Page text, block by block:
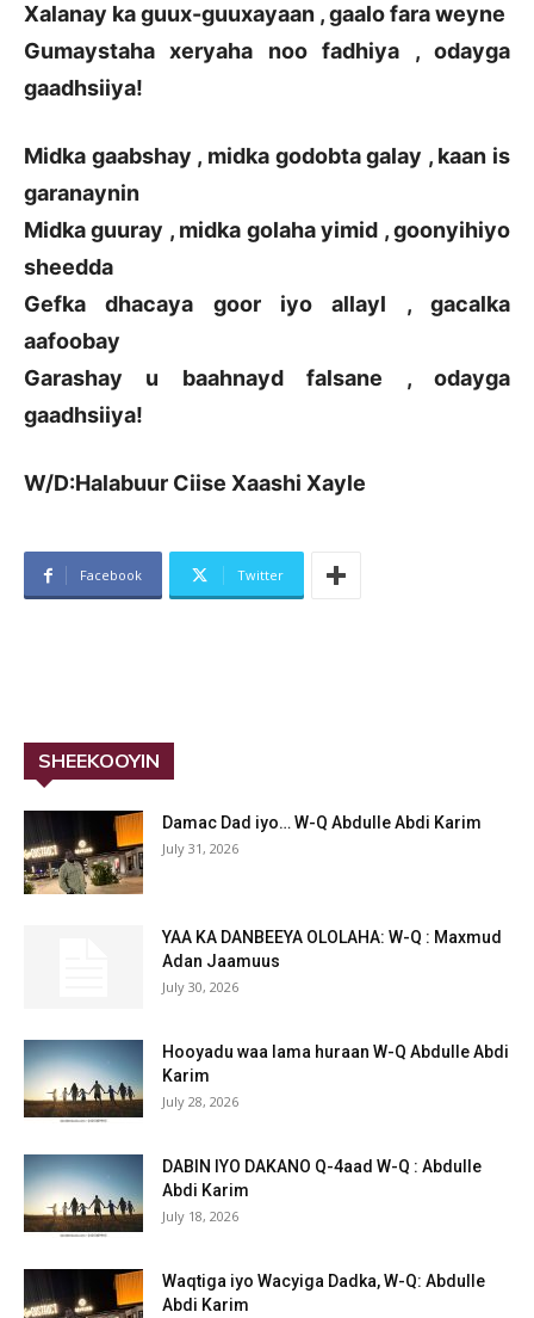
Xalanay ka guux-guuxayaan , gaalo fara weyne
Gumaystaha xeryaha noo fadhiya , odayga
gaadhsiiya!
Midka gaabshay , midka godobta galay , kaan is
garanaynin
Midka guuray , midka golaha yimid , goonyihiyo
sheedda
Gefka dhacaya goor iyo allayl , gacalka
aafoobay
Garashay u baahnayd falsane , odayga
gaadhsiiya!
W/D:Halabuur Ciise Xaashi Xayle
Facebook Twitter
SHEEKOOYIN
Damac Dad iyo… W-Q Abdulle Abdi Karim
July 31, 2026
YAA KA DANBEEYA OLOLAHA: W-Q : Maxmud
Adan Jaamuus
July 30, 2026
Hooyadu waa lama huraan W-Q Abdulle Abdi
Karim
July 28, 2026
DABIN IYO DAKANO Q-4aad W-Q : Abdulle
Abdi Karim
July 18, 2026
Waqtiga iyo Wacyiga Dadka, W-Q: Abdulle
Abdi Karim